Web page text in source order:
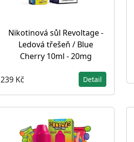
Nikotinová sůl Revoltage -
Ledová třešeň / Blue
Cherry 10ml - 20mg
239 Kč Detail